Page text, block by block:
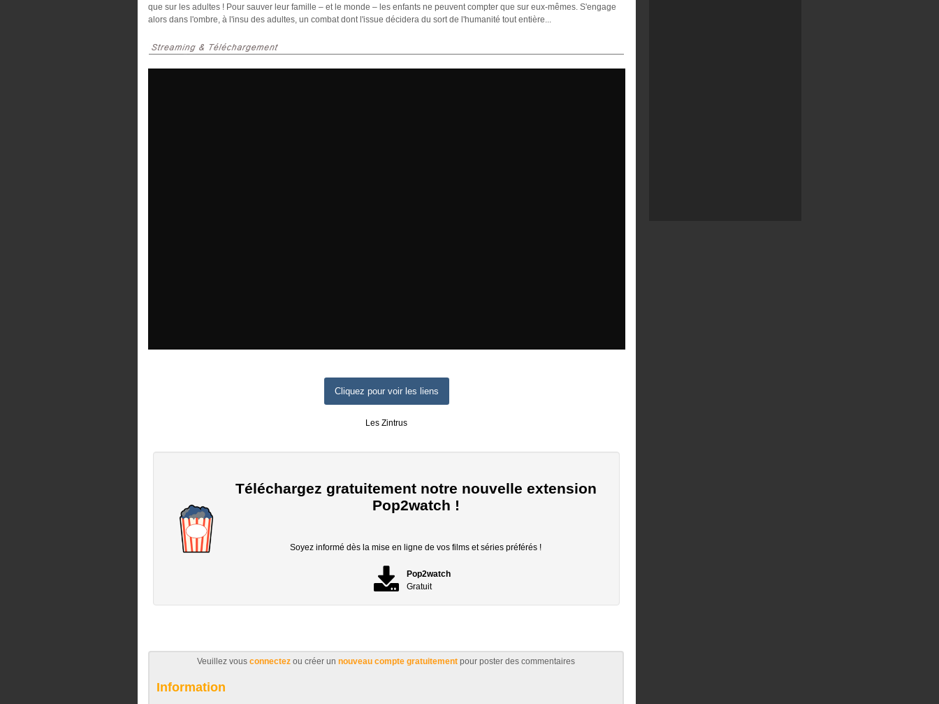
que sur les adultes ! Pour sauver leur famille – et le monde – les enfants ne peuvent compter que sur eux-mêmes. S'engage
alors dans l'ombre, à l'insu des adultes, un combat dont l'issue décidera du sort de l'humanité tout entière...
Cliquez pour voir les liens
Les Zintrus
Téléchargez gratuitement notre nouvelle extension
Pop2watch !
Soyez informé dès la mise en ligne de vos films et séries préférés !
Pop2watch
Gratuit
Veuillez vous connectez ou créer un nouveau compte gratuitement pour poster des commentaires
Information